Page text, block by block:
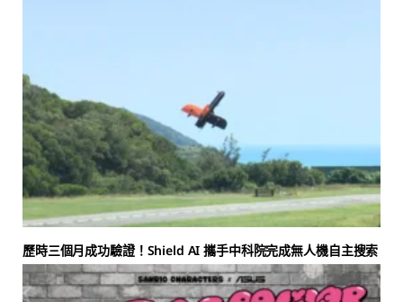
歷時三個月成功驗證！Shield AI 攜手中科院完成無人機自主搜索